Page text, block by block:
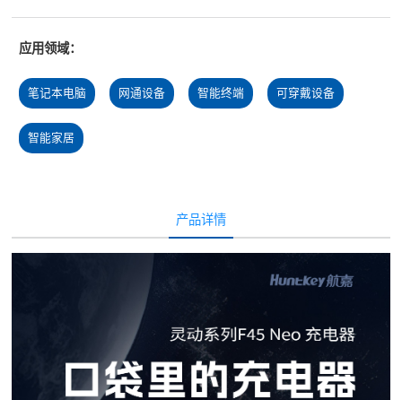
应用领域：
笔记本电脑 网通设备 智能终端 可穿戴设备
智能家居
产品详情